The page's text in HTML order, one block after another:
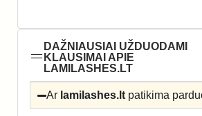
DAŽNIAUSIAI UŽDUODAMI
KLAUSIMAI APIE
LAMILASHES.LT
Ar lamilashes.lt patikima